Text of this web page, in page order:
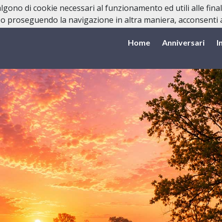
Home Anniversari
di cookie necessari al funzionamento ed utili alle
proseguendo la navigazione in altra maniera, acconsenti